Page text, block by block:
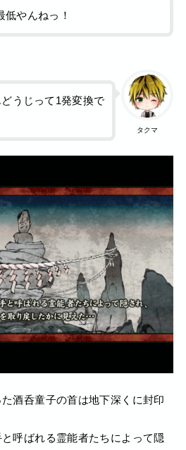
低やんねっ！
タクマ
うじって1発変換で
酒呑童子の首は地下深くに封印
呼ばれる霊能者たちによって隠